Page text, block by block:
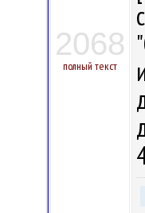
2068
полный текст